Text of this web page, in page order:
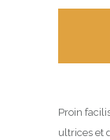
Proin
ultrices et